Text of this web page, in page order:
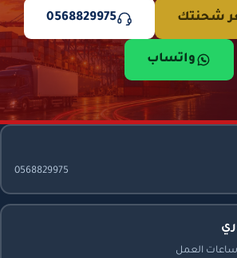
شحنتك 0568829975
واتساب
0568829975
العمل